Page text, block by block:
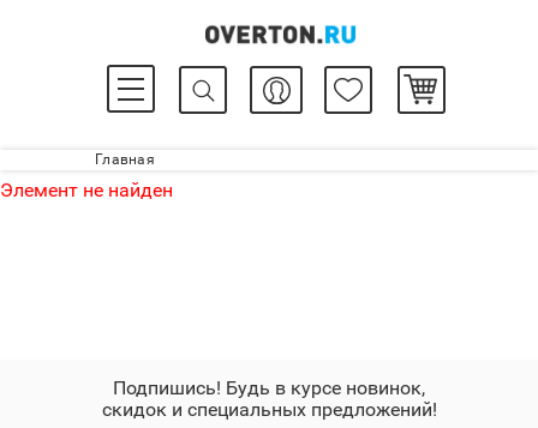
Главная
Элемент не найден
Подпишись! Будь в курсе новинок,
скидок и специальных предложений!